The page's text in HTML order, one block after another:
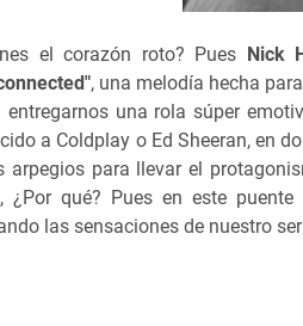
el corazón roto? Pues Nick
, una melodía hecha
entregarnos una rola súper
a Coldplay o Ed Sheeran, en
arpegios para llevar el
¿Por qué? Pues en este
las sensaciones de nuestro